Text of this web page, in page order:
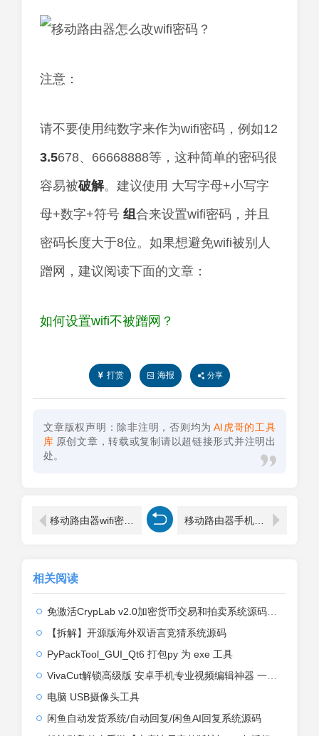
注意：
请不要使用纯数字来作为wifi密码，例如12
3.5678、66668888等，这种简单的密码很
容易被破解。建议使用 大写字母+小写字
母+数字+符号 组合来设置wifi密码，并且
密码长度大于8位。如果想避免wifi被别人
蹭网，建议阅读下面的文章：
如何设置wifi不被蹭网？
打赏 海报 分享
文章版权声明：除非注明，否则均为 AI虎哥的工具
库 原创文章，转载或复制请以超链接形式并注明出
处。
移动路由器wifi密码忘记了怎么重新设置？ 移动路由器手机修改wifi密码？
相关阅读
免激活CrypLab v2.0加密货币交易和拍卖系统源码，前台新增中文后台全部汉化
【拆解】开源版海外双语言竞猜系统源码
PyPackTool_GUI_Qt6 打包py 为 exe 工具
VivaCut解锁高级版 安卓手机专业视频编辑神器 一键式AI加持
电脑 USB摄像头工具
闲鱼自动发货系统/自动回复/闲鱼AI回复系统源码